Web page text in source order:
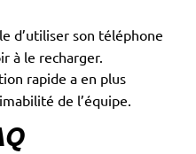
d’utiliser son téléphone
à le recharger.
rapide a en plus
de l’équipe.